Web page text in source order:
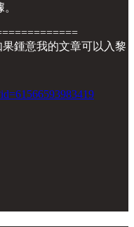
果鍾意我的文章可以入黎